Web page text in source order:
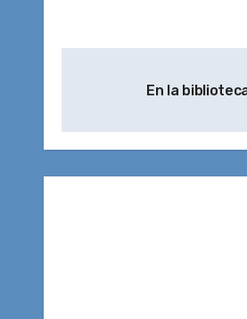
entradas
En la